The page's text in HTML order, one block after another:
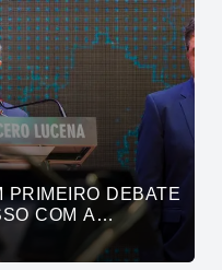
PRIMEIRO DEBATE
COM A
ESTADO